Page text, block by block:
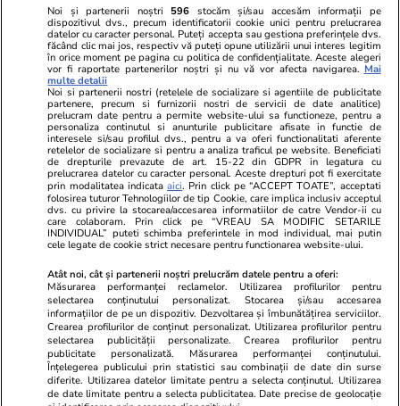
Viva.ro
"Nici acum nu îi știu bine. Nu îi știu familia".
A tăcut luni întregi, dar acum Gina Matache a
spus adevărul despre relația cu ginerele ei,
Radu Siffr...
Unica.ro
Nu și ei! S-au
căsnicie! Cei doi
secret. Nimeni
motiv al
© 2026 Ringier Romania. Toate drepturile rezervate
Actualizare preferințe cookies
Noi și partenerii noștri 596 stocăm și/sau accesăm informații pe
dispozitivul dvs., precum identificatorii cookie unici pentru prelucrarea
datelor cu caracter personal. Puteți accepta sau gestiona preferințele dvs.
făcând clic mai jos, respectiv vă puteți opune utilizării unui interes legitim
în orice moment pe pagina cu politica de confidențialitate. Aceste alegeri
vor fi raportate partenerilor noștri și nu vă vor afecta navigarea. Mai
multe detalii
Noi si partenerii nostri (retelele de socializare si agentiile de publicitate
partenere, precum si furnizorii nostri de servicii de date analitice)
prelucram date pentru a permite website-ului sa functioneze, pentru a
personaliza continutul si anunturile publicitare afisate in functie de
interesele si/sau profilul dvs., pentru a va oferi functionalitati aferente
retelelor de socializare si pentru a analiza traficul pe website. Beneficiati
de drepturile prevazute de art. 15-22 din GDPR in legatura cu
prelucrarea datelor cu caracter personal. Aceste drepturi pot fi exercitate
prin modalitatea indicataaici. Prin click pe “ACCEPT TOATE”, acceptati
folosirea tuturor Tehnologiilor de tip Cookie, care implica inclusiv acceptul
dvs. cu privire la stocarea/accesarea informatiilor de catre Vendor-ii cu
care colaboram. Prin click pe “VREAU SA MODIFIC SETARILE
INDIVIDUAL” puteti schimba preferintele in mod individual, mai putin
cele legate de cookie strict necesare pentru functionarea website-ului.
Atât noi, cât și partenerii noștri prelucrăm datele pentru a oferi:
Măsurarea performanței reclamelor. Utilizarea profilurilor pentru
selectarea conținutului personalizat. Stocarea și/sau accesarea
informațiilor de pe un dispozitiv. Dezvoltarea și îmbunătățirea serviciilor.
Crearea profilurilor de conținut personalizat. Utilizarea profilurilor pentru
selectarea publicității personalizate. Crearea profilurilor pentru
publicitate personalizată. Măsurarea performanței conținutului.
Înțelegerea publicului prin statistici sau combinații de date din surse
diferite. Utilizarea datelor limitate pentru a selecta conținutul. Utilizarea
de date limitate pentru a selecta publicitatea. Date precise de geolocație